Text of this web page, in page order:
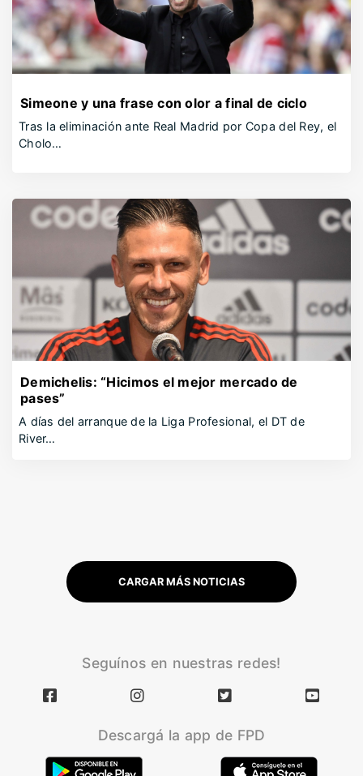
Simeone y una frase con olor a final de ciclo
Tras la eliminación ante Real Madrid por Copa del Rey, el
Cholo…
Demichelis: “Hicimos el mejor mercado de
pases”
A días del arranque de la Liga Profesional, el DT de
River…
CARGAR MÁS NOTICIAS
Seguínos en nuestras redes!
Descargá la app de FPD